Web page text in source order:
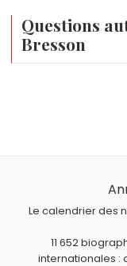
Questions
Bresson
Qui est mort le
3 août comme
Quels
sont du signe Lion.
Le calendrier des
11 652
internationales :